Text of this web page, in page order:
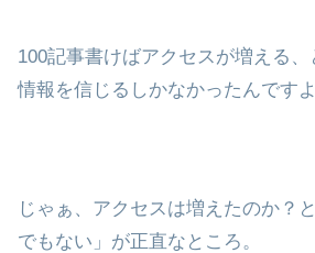
100記事書けばアクセスが増える
情報を信じるしかなかったんですよ
じゃぁ、アクセスは増えたのか？
でもない」が正直なところ。